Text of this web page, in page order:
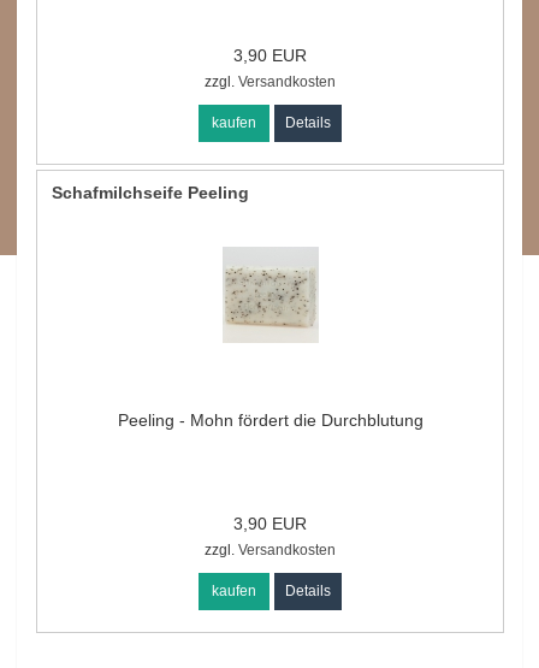
3,90 EUR
zzgl. Versandkosten
kaufen Details
Schafmilchseife Peeling
Peeling - Mohn fördert die Durchblutung
3,90 EUR
zzgl. Versandkosten
kaufen Details